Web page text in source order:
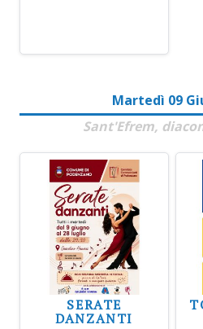
Martedì 09
Sant'Efrem,
SERATE
DANZANTI